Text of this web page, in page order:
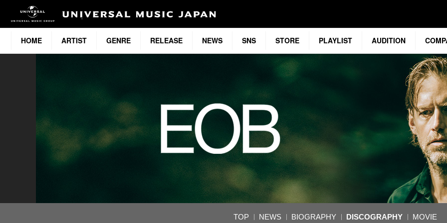
HOME ARTIST GENRE RELEASE NEWS SNS STORE PLAYLIST AUDITION
TOP NEWS BIOGRAPHY DISCOGRAPHY MOVIE